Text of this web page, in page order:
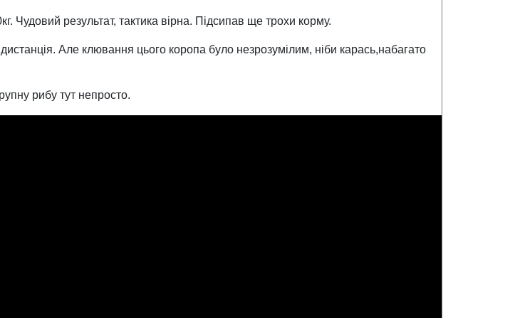
Чудовий результат, тактика вірна. Підсипав ще трохи корму.
Але клювання цього коропа було незрозумілим, ніби карась,набагато
рибу тут непросто.